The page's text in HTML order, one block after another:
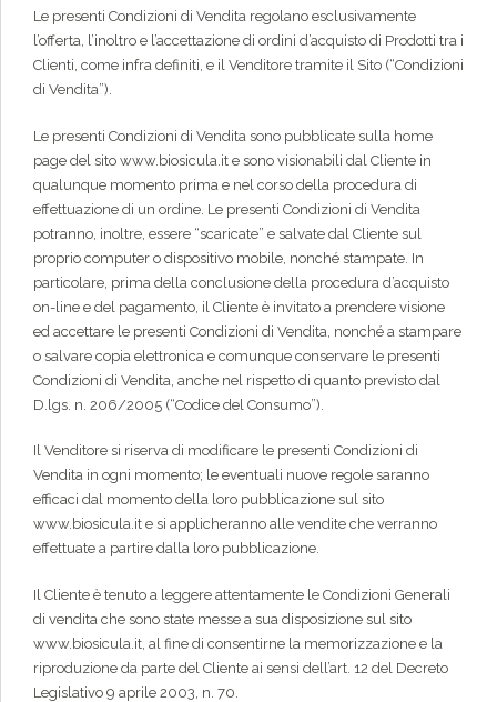
Le presenti Condizioni di Vendita regolano esclusivamente
l’offerta, l’inoltro e l’accettazione di ordini d’acquisto di Prodotti tra i
Clienti, come infra definiti, e il Venditore tramite il Sito (“Condizioni
di Vendita”).
Le presenti Condizioni di Vendita sono pubblicate sulla home
page del sito www.biosicula.it e sono visionabili dal Cliente in
qualunque momento prima e nel corso della procedura di
effettuazione di un ordine. Le presenti Condizioni di Vendita
potranno, inoltre, essere “scaricate” e salvate dal Cliente sul
proprio computer o dispositivo mobile, nonché stampate. In
particolare, prima della conclusione della procedura d’acquisto
on-line e del pagamento, il Cliente è invitato a prendere visione
ed accettare le presenti Condizioni di Vendita, nonché a stampare
o salvare copia elettronica e comunque conservare le presenti
Condizioni di Vendita, anche nel rispetto di quanto previsto dal
D.lgs. n. 206/2005 (“Codice del Consumo”).
Il Venditore si riserva di modificare le presenti Condizioni di
Vendita in ogni momento; le eventuali nuove regole saranno
efficaci dal momento della loro pubblicazione sul sito
www.biosicula.it e si applicheranno alle vendite che verranno
effettuate a partire dalla loro pubblicazione.
Il Cliente è tenuto a leggere attentamente le Condizioni Generali
di vendita che sono state messe a sua disposizione sul sito
www.biosicula.it, al fine di consentirne la memorizzazione e la
riproduzione da parte del Cliente ai sensi dell’art. 12 del Decreto
Legislativo 9 aprile 2003, n. 70.